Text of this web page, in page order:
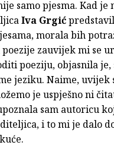
samo pjesma. Kad je
Iva Grgić
morala bih
zauvijek mi se
poeziju, objasnila je,
jeziku. Naime, uvijek
je uspješno ni
sam autoricu
i to mi je dalo